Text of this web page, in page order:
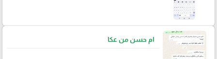
ام حسن من عكا